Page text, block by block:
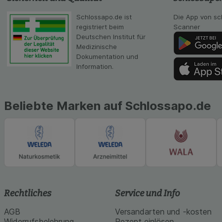
unserer Website
Inhalt auf
gestalten. Bitte
Medien
Schlossapo.de ist
registriert beim
Deutschen Institut für
Medizinische
Dokumentation und
Information.
Die App von
Scanner
Beliebte Marken auf Schlossapo.de
Rechtliches
AGB
Service und Info
Versandarten und -kosten